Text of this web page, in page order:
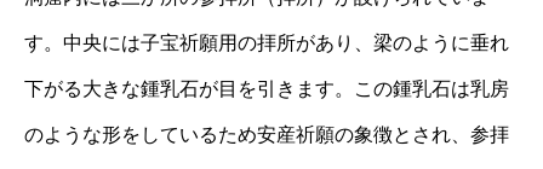
す。中央には子宝祈願用の拝所があり、梁のように垂れ
下がる大きな鍾乳石が目を引きます。この鍾乳石は乳房
のような形をしているため安産祈願の象徴とされ、参拝